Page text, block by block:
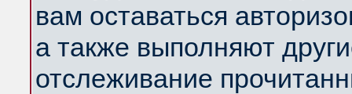
вам оставаться
а также выполняют
отслеживание